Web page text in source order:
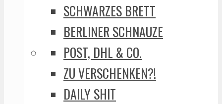
SCHWARZES BRETT
BERLINER SCHNAUZE
POST, DHL & CO.
ZU VERSCHENKEN?!
DAILY SHIT